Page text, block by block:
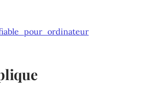
pour ordinateur